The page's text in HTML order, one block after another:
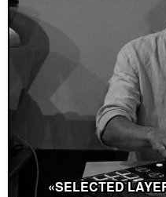
«SELECTED